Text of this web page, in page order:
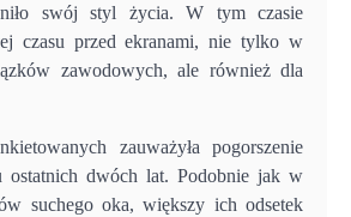
swój styl życia. W tym czasie
czasu przed ekranami, nie tylko w
zawodowych, ale również dla
zauważyła pogorszenie
ostatnich dwóch lat. Podobnie jak w
suchego oka, większy ich odsetek